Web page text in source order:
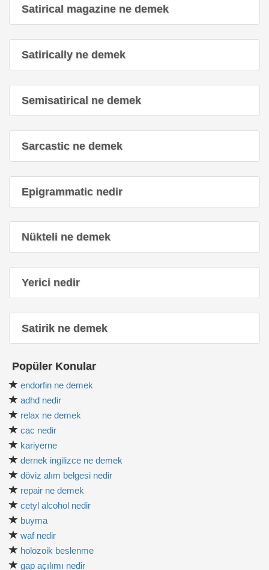
Satirical magazine ne demek
Satirically ne demek
Semisatirical ne demek
Sarcastic ne demek
Epigrammatic nedir
Nükteli ne demek
Yerici nedir
Satirik ne demek
Popüler Konular
endorfin ne demek
adhd nedir
relax ne demek
cac nedir
kariyerne
dernek ingilizce ne demek
döviz alım belgesi nedir
repair ne demek
cetyl alcohol nedir
buyma
waf nedir
holozoik beslenme
gap açılımı nedir